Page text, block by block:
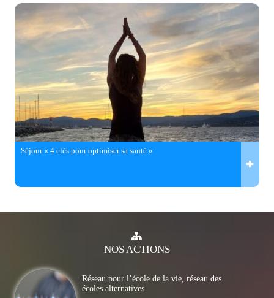
Séjour « 4 clés pour optimiser sa santé »
NOSACTIONS
Réseau pour l’école de la vie, réseau des
écoles alternatives